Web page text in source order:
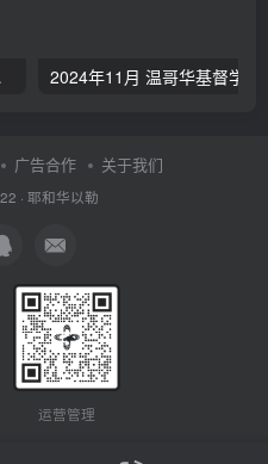
志雄
广告合作 关于我们
· 耶和华以勒
运营管理